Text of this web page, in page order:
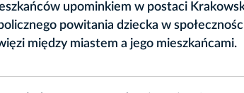
upominkiem w postaci
powitania dziecka w
między miastem a jego mieszkańcami.